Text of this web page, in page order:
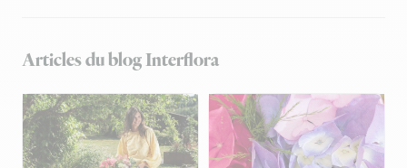
Articles du blog Interflora